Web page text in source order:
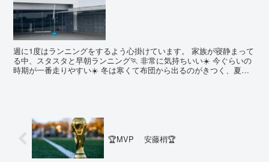
週に1度はランニングをするよう心掛けています。 家族が寝静まって
る中、スタスタと早朝ランニング🏃 非常に気持ちいい☀️ 今ぐらいの
時期が一番走りやすい☀️ 冬は寒くて布団から出るのがきつく、夏は
🏆MVP 安藤梢🏆